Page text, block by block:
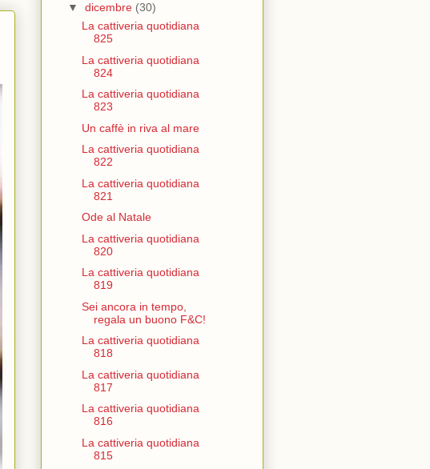
▼ dicembre (30)
La cattiveria quotidiana
825
La cattiveria quotidiana
824
La cattiveria quotidiana
823
Un caffè in riva al mare
La cattiveria quotidiana
822
La cattiveria quotidiana
821
Ode al Natale
La cattiveria quotidiana
820
La cattiveria quotidiana
819
Sei ancora in tempo,
regala un buono F&C!
La cattiveria quotidiana
818
La cattiveria quotidiana
817
La cattiveria quotidiana
816
La cattiveria quotidiana
815